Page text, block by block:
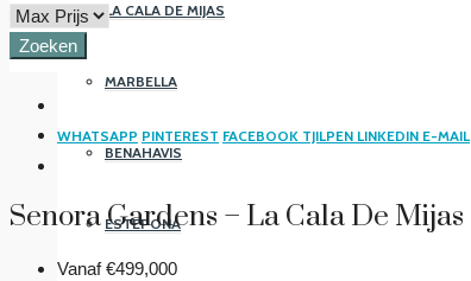
LA CALA DE MIJAS
MARBELLA
BENAHAVIS
ESTEPONA
Zoeken
WHATSAPP PINTEREST FACEBOOK TJILPEN LINKEDIN E-MAIL
Senora Gardens – La Cala De Mijas
Vanaf€499,000